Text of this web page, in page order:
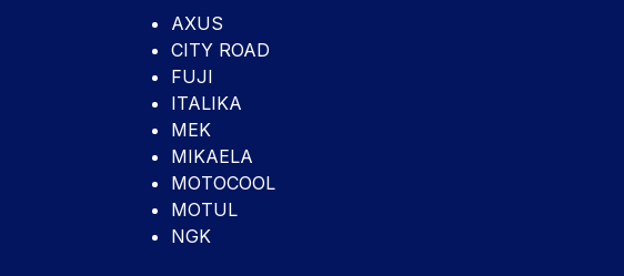
AXUS
CITY ROAD
FUJI
ITALIKA
MEK
MIKAELA
MOTOCOOL
MOTUL
NGK